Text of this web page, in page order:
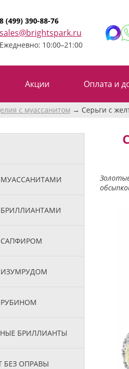
8 (499) 390-88-76
sales@brightspark.ru
Ежедневно: 10:00–21:00
Акции Оплата и
с муассанитом Серьги с
САПФИРОМ
ИЗУМРУДОМ
БРИЛЛИАНТЫ
БЕЗ ОПРАВЫ